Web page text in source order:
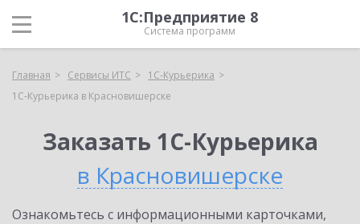
1С:Предприятие 8
Система программ
Главная Сервисы ИТС
1С-Курьерика
1С-Курьерика в Красновишерске
Заказать 1С-Курьерика
в Красновишерске
Ознакомьтесь с информационными карточками,